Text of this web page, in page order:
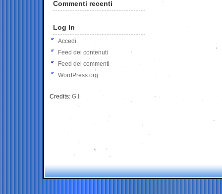
Commenti recenti
Log In
Accedi
Feed dei contenuti
Feed dei commenti
WordPress.org
Credits: G.I